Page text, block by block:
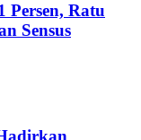
Persen, Ratu
Sensus